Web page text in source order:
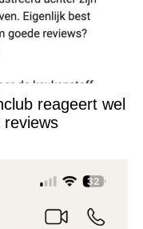
reageert wel
reviews